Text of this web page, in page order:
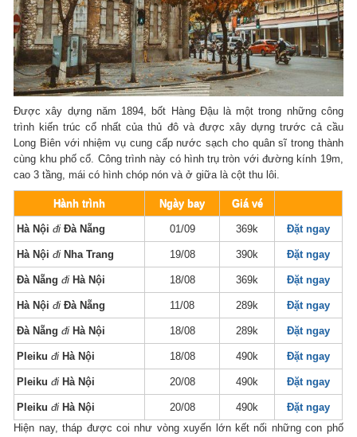
Được xây dựng năm 1894, bốt Hàng Đậu là một trong những công
trình kiến trúc cổ nhất của thủ đô và được xây dựng trước cả cầu
Long Biên với nhiệm vụ cung cấp nước sạch cho quân sĩ trong thành
cùng khu phố cổ. Công trình này có hình trụ tròn với đường kính 19m,
cao 3 tầng, mái có hình chóp nón và ở giữa là cột thu lôi.
Hành trình Ngày bay Giá vé
Hà Nộiđi Đà Nẵng 01/09 369k Đặt ngay
Hà Nộiđi Nha Trang 19/08 390k Đặt ngay
Đà Nẵngđi Hà Nội 18/08 369k Đặt ngay
Hà Nộiđi Đà Nẵng 11/08 289k Đặt ngay
Đà Nẵngđi Hà Nội 18/08 289k Đặt ngay
Pleikuđi Hà Nội 18/08 490k Đặt ngay
Pleikuđi Hà Nội 20/08 490k Đặt ngay
Pleikuđi Hà Nội 20/08 490k
Đặt ngay
Hiện nay, tháp được coi như vòng xuyến lớn kết nối những con phố